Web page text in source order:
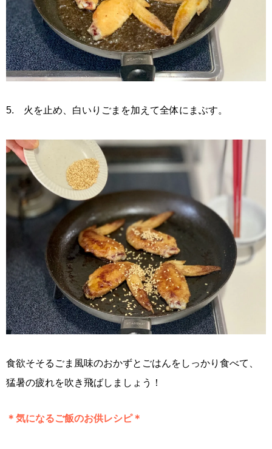
5. 火を止め、白いりごまを加えて全体にまぶす。
食欲そそるごま風味のおかずとごはんをしっかり食べて、
猛暑の疲れを吹き飛ばしましょう！
＊気になるご飯のお供レシピ＊